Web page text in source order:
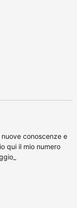
conoscenze e
qui il mio numero